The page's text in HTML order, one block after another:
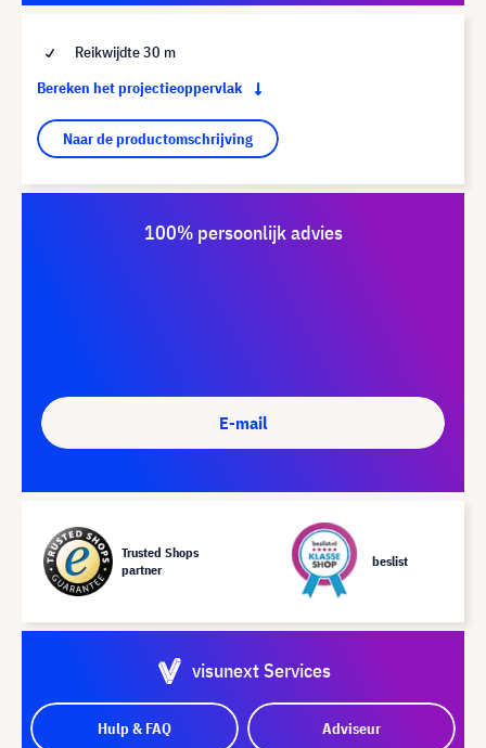
Reikwijdte 30 m
Bereken het projectieoppervlak
Naar de productomschrijving
100% persoonlijk advies
E-mail
Trusted Shops
partner
beslist
visunext Services
Hulp & FAQ Adviseur